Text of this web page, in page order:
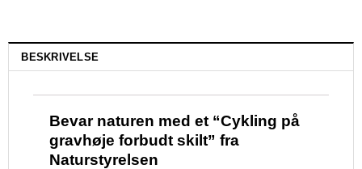
BESKRIVELSE
Bevar naturen med et “Cykling på
gravhøje forbudt skilt” fra
Naturstyrelsen